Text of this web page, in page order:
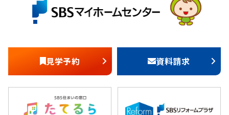
見学予約 資料請求